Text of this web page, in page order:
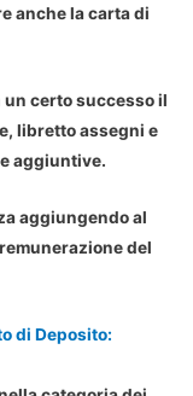
anche la carta di
un certo successo il
libretto assegni e
aggiuntive.
aggiungendo al
del
di Deposito: